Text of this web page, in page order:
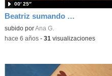
Beatriz sumando semillas
subido porAna G.
00′ 25″
-hace 6 años- 31 visualizaciones